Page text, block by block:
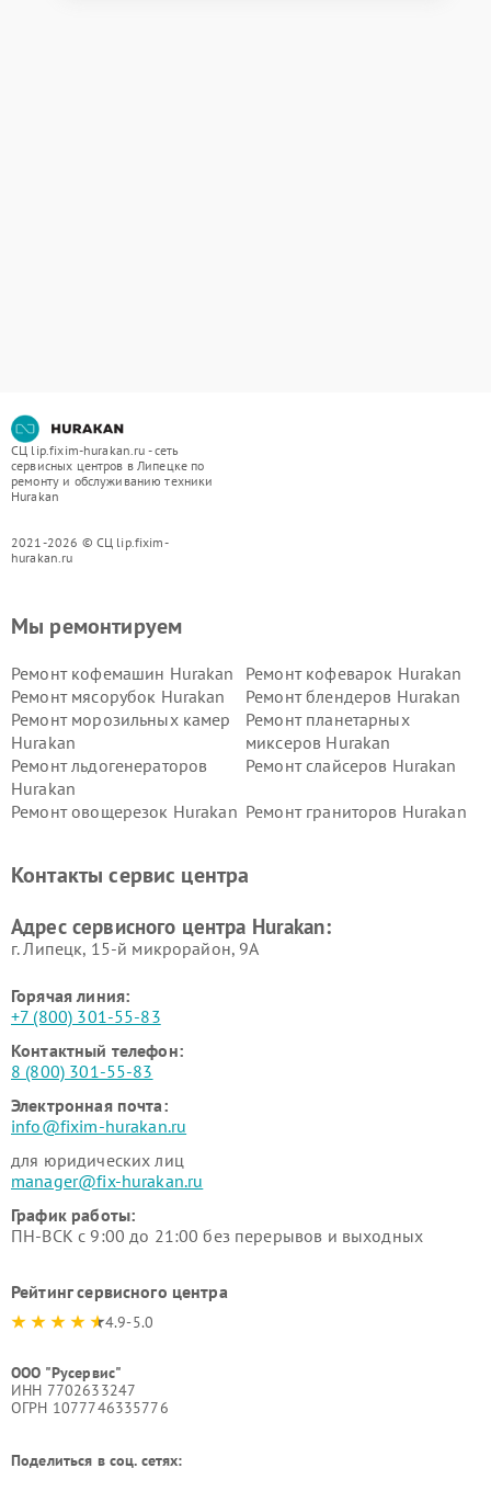
СЦ lip.fixim-hurakan.ru - сеть
сервисных центров в Липецке по
ремонту и обслуживанию техники
Hurakan
2021-2026 © СЦ lip.fixim-
hurakan.ru
Мы ремонтируем
Ремонт кофемашин Hurakan
Ремонт кофеварок Hurakan
Ремонт мясорубок Hurakan
Ремонт блендеров Hurakan
Ремонт морозильных камер
Hurakan
Ремонт планетарных
миксеров Hurakan
Ремонт льдогенераторов
Hurakan
Ремонт слайсеров Hurakan
Ремонт овощерезок Hurakan Ремонт граниторов Hurakan
Hurakan
Контакты сервис центра
Адрес сервисного центра Hurakan:
г. Липецк, 15-й микрорайон, 9А
Горячая линия:
+7 (800) 301-55-83
Контактный телефон:
8 (800) 301-55-83
Электронная почта:
info@fixim-hurakan.ru
для юридических лиц
manager@fix-hurakan.ru
График работы:
ПН-ВСК с 9:00 до 21:00 без перерывов и выходных
Рейтинг сервисного центра
4.9-5.0
ООО "Русервис"
ИНН 7702633247
ОГРН 1077746335776
Поделиться в соц. сетях: